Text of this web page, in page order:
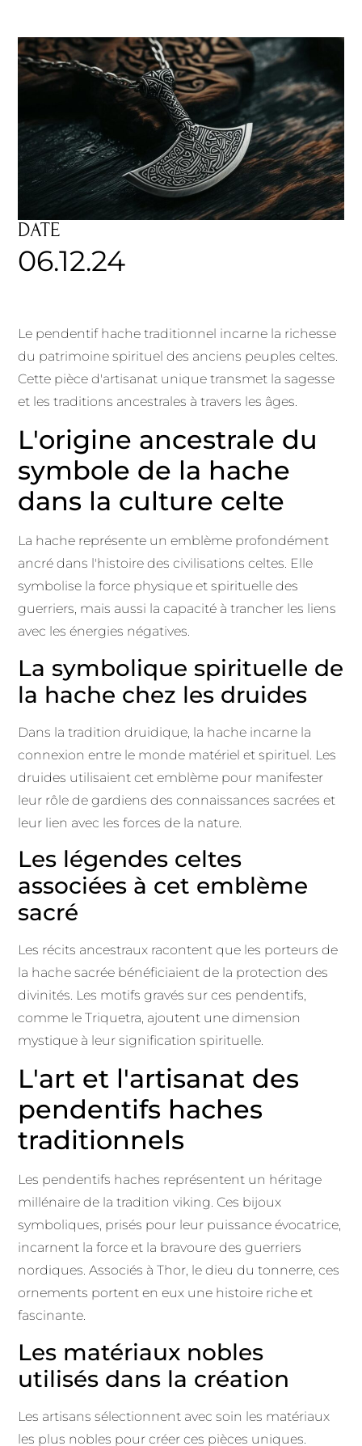
DATE
06.12.24
Le pendentif hache traditionnel incarne la richesse
du patrimoine spirituel des anciens peuples celtes.
Cette pièce d'artisanat unique transmet la sagesse
et les traditions ancestrales à travers les âges.
L'origine ancestrale du
symbole de la hache
dans la culture celte
La hache représente un emblème profondément
ancré dans l'histoire des civilisations celtes. Elle
symbolise la force physique et spirituelle des
guerriers, mais aussi la capacité à trancher les liens
avec les énergies négatives.
La symbolique spirituelle de
la hache chez les druides
Dans la tradition druidique, la hache incarne la
connexion entre le monde matériel et spirituel. Les
druides utilisaient cet emblème pour manifester
leur rôle de gardiens des connaissances sacrées et
leur lien avec les forces de la nature.
Les légendes celtes
associées à cet emblème
sacré
Les récits ancestraux racontent que les porteurs de
la hache sacrée bénéficiaient de la protection des
divinités. Les motifs gravés sur ces pendentifs,
comme le Triquetra, ajoutent une dimension
mystique à leur signification spirituelle.
L'art et l'artisanat des
pendentifs haches
traditionnels
Les pendentifs haches représentent un héritage
millénaire de la tradition viking. Ces bijoux
symboliques, prisés pour leur puissance évocatrice,
incarnent la force et la bravoure des guerriers
nordiques. Associés à Thor, le dieu du tonnerre, ces
ornements portent en eux une histoire riche et
fascinante.
Les matériaux nobles
utilisés dans la création
Les artisans sélectionnent avec soin les matériaux
les plus nobles pour créer ces pièces uniques.